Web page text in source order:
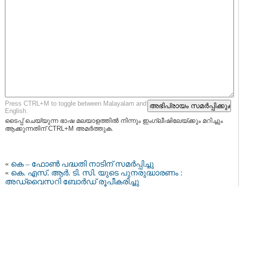
Press CTRL+M to toggle between Malayalam and
English.
ടൈപ്പ്‌ ചെയ്യുന്ന ഭാഷ മലയാളത്തില്‍ നിന്നും ഇംഗ്ലീഷിലേയ്ക്കും മറിച്ചും
ആക്കുന്നതിന് CTRL+M അമര്‍ത്തുക.
« കെ – ഫോണ്‍ പദ്ധതി നാടിന് സമര്‍പ്പിച്ചു
« കെ. എസ്. ആര്‍. ടി. സി. യുടെ പുനരുദ്ധാരണം :
അഡ്വൈസറി ബോർഡ് രൂപീകരിച്ചു